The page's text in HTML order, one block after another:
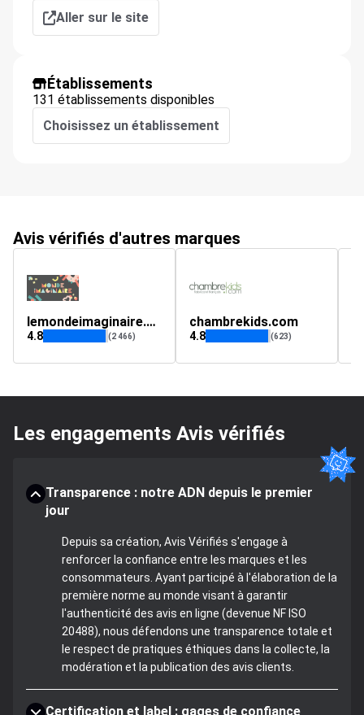
Aller sur le site
Établissements
131 établissements disponibles
Choisissez un établissement
Avis vérifiés d'autres marques
lemondeimaginaire.com
4.8 (2 466)
chambrekids.com
4.8 (623)
Les engagements Avis vérifiés
Transparence : notre ADN depuis le premier
jour
Depuis sa création, Avis Vérifiés s'engage à
renforcer la confiance entre les marques et les
consommateurs. Ayant participé à l'élaboration de la
première norme au monde visant à garantir
l'authenticité des avis en ligne (devenue NF ISO
20488), nous défendons une transparence totale et
le respect de pratiques éthiques dans la collecte, la
modération et la publication des avis clients.
Certification et label : gages de confiance